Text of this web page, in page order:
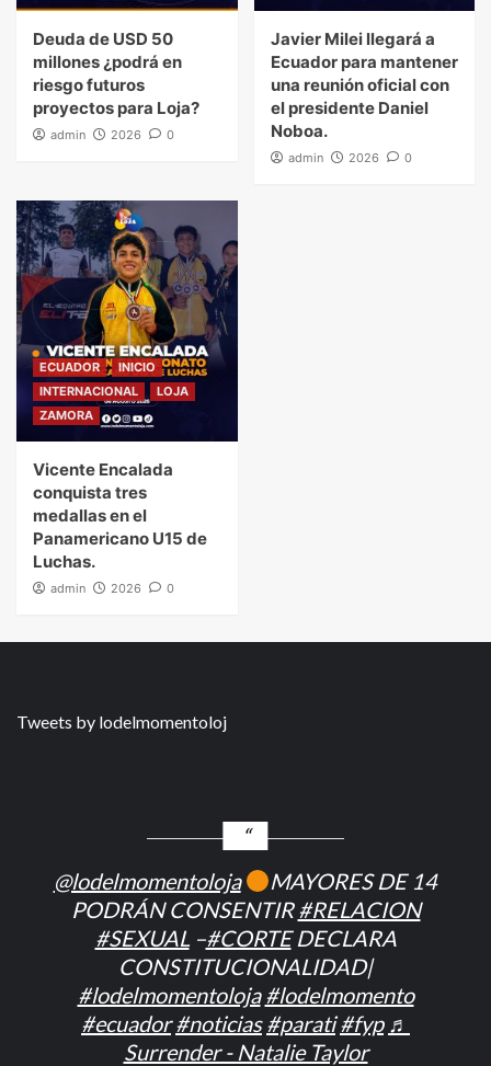
Deuda de USD 50
millones ¿podrá en
riesgo futuros
proyectos para Loja?
admin 2026 0
Javier Milei llegará a
Ecuador para mantener
una reunión oficial con
el presidente Daniel
Noboa.
admin 2026 0
ECUADOR
INICIO
INTERNACIONAL
LOJA
ZAMORA
Vicente Encalada
conquista tres
medallas en el
Panamericano U15 de
Luchas.
admin 2026 0
Tweets by lodelmomentoloj
@lodelmomentoloja
MAYORES DE 14
PODRÁN CONSENTIR#RELACION
#SEXUAL–#CORTEDECLARA
CONSTITUCIONALIDAD|
#lodelmomentoloja #lodelmomento
#ecuador #noticias #parati #fyp ♬
Surrender - Natalie Taylor